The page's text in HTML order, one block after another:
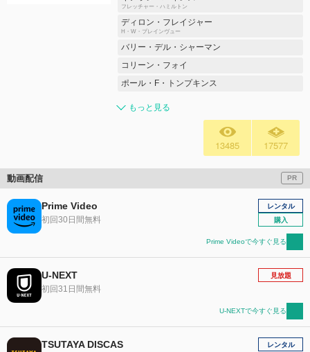
フレッチャー・ハミルトン
ディロン・フレイジャー
H・W・プレインヴュー
バリー・デル・シャーマン
コリーン・フォイ
ポール・F・トンプキンス
もっと見る
13485 17577
動画配信 PR
Prime Video
初回30日間無料
レンタル
購入
Prime Videoで今すぐ見る
U-NEXT
初回31日間無料
見放題
U-NEXTで今すぐ見る
TSUTAYA DISCAS レンタル